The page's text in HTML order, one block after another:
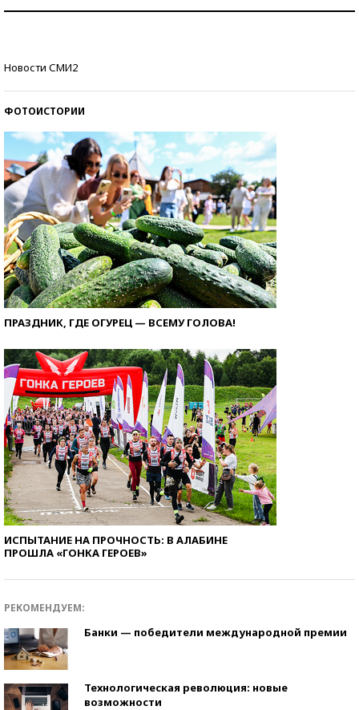
Новости СМИ2
ФОТОИСТОРИИ
ПРАЗДНИК, ГДЕ ОГУРЕЦ — ВСЕМУ ГОЛОВА!
ИСПЫТАНИЕ НА ПРОЧНОСТЬ: В АЛАБИНЕ
ПРОШЛА «ГОНКА ГЕРОЕВ»
РЕКОМЕНДУЕМ:
Банки — победители международной премии
Технологическая революция: новые
возможности